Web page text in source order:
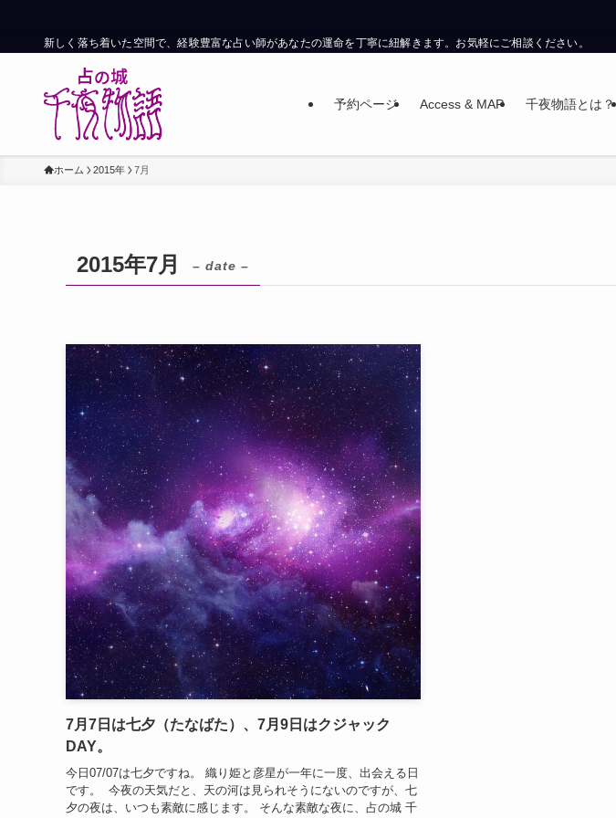
新しく落ち着いた空間で、経験豊富な占い師があなたの運命を丁寧に紐解きます。お気軽にご相談ください。
予約ページ Access & MAP 千夜物語とは？
ホーム 2015年 7月
2015年7月 – date –
7月7日は七夕（たなばた）、7月9日はクジャック
DAY。
今日07/07は七夕ですね。 織り姫と彦星が一年に一度、出会える日
です。 今夜の天気だと、天の河は見られそうにないのですが、七
夕の夜は、いつも素敵に感じます。 そんな素敵な夜に、占の城 千